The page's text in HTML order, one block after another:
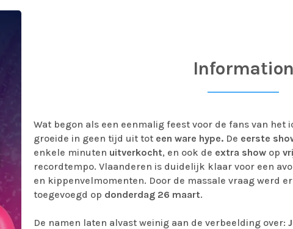
Information
Wat begon als een eenmalig feest voor de fans van
groeide in geen tijd uit tot een ware hype.De eerste
enkele minuten uitverkocht, en ook de extra show op
recordtempo. Vlaanderen is duidelijk klaar voor een
en kippenvelmomenten. Door de massale vraag werd
toegevoegd op donderdag 26 maart.
De namen laten alvast weinig aan de verbeelding over: